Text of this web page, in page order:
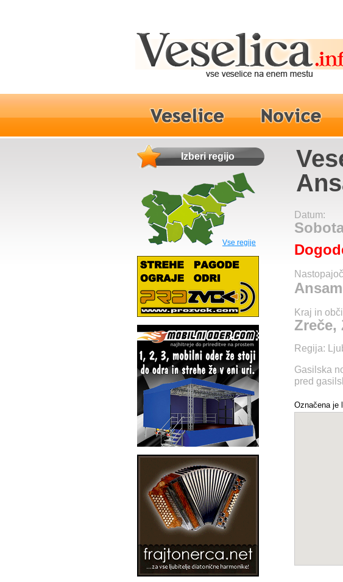
Izberi regijo
Vse regije
Datum:
Kraj in
Zreče,
Regija:
Gasilska
pred
Označena je